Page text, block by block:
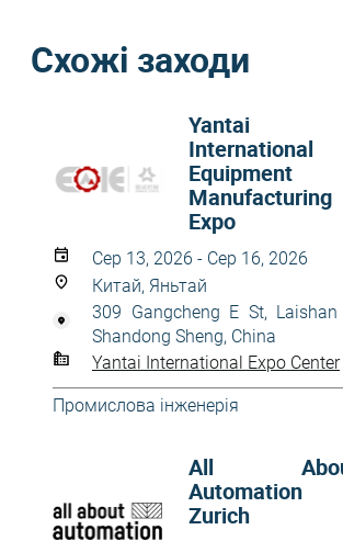
Схожі заходи
Yantai
International
Equipment
Manufacturing
Expo
Сер 13, 2026 - Сер 16, 2026
Китай, Яньтай
309 Gangcheng E St,
Shandong Sheng, China
Yantai International Expo Center
Промислова інженерія
All
Automation
Zurich